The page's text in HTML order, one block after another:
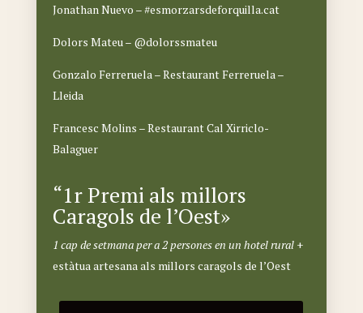
Jonathan Nuevo – #esmorzarsdeforquilla.cat
Dolors Mateu – @dolorssmateu
Gonzalo Ferreruela – Restaurant Ferreruela –
Lleida
Francesc Molins – Restaurant Cal Xirriclo-
Balaguer
“1r Premi als millors
Caragols de l’Oest»
1 cap de setmana per a 2 persones en un hotel rural+
estàtua artesana als millors caragols de l’Oest